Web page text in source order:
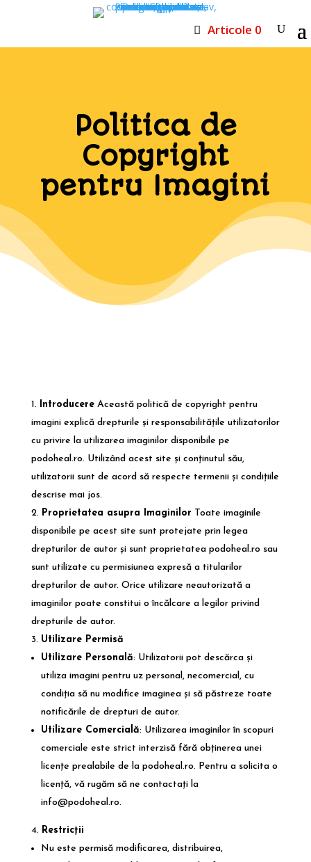
Articole 0
Politica de
Copyright
pentru Imagini
Introducere Această politică de copyright pentru
imagini explică drepturile și responsabilitățile utilizatorilor
cu privire la utilizarea imaginilor disponibile pe
podoheal.ro. Utilizând acest site și conținutul său,
utilizatorii sunt de acord să respecte termenii și condițiile
descrise mai jos.
Proprietatea asupra Imaginilor Toate imaginile
disponibile pe acest site sunt protejate prin legea
drepturilor de autor și sunt proprietatea podoheal.ro sau
sunt utilizate cu permisiunea expresă a titularilor
drepturilor de autor. Orice utilizare neautorizată a
imaginilor poate constitui o încălcare a legilor privind
drepturile de autor.
Utilizare Permisă
Utilizare Personală: Utilizatorii pot descărca și
utiliza imagini pentru uz personal, necomercial, cu
condiția să nu modifice imaginea și să păstreze toate
notificările de drepturi de autor.
Utilizare Comercială: Utilizarea imaginilor în scopuri
comerciale este strict interzisă fără obținerea unei
licențe prealabile de la podoheal.ro. Pentru a solicita o
licență, vă rugăm să ne contactați la
info@podoheal.ro.
Restricții
Nu este permisă modificarea, distribuirea,